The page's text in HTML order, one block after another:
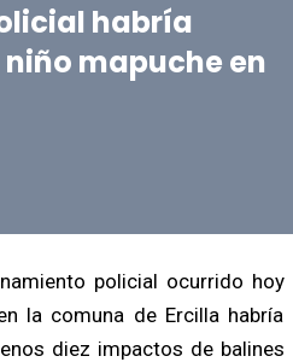
habría
mapuche en
policial ocurrido hoy
la comuna de Ercilla habría
diez impactos de balines